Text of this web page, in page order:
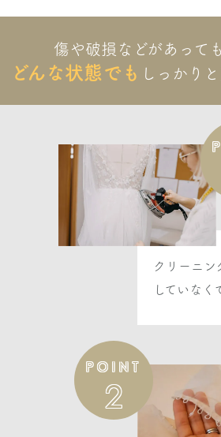
ANNABELLE アナベル
オクサーナムハ
オクサーナムハ
ARIADNA アリアダナ
ARIEL アリエル
オクサーナムハ
ARIELLA アリエラ
傷や破損などがあっても
どんな状態でも しっかりと
クリーニン
していなく
POINT
2